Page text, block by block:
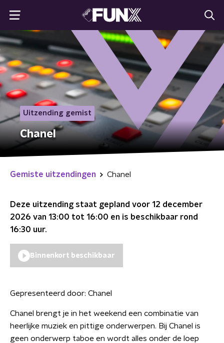
Uitzending gemist
Chanel
Gemiste uitzendingen Chanel
Deze uitzending staat gepland voor 12 december
2026 van 13:00 tot 16:00 en is beschikbaar rond
16:30 uur.
Binnenkort beschikbaar
Gepresenteerd door: Chanel
Chanel brengt je in het weekend een combinatie van
heerlijke muziek en pittige onderwerpen. Bij Chanel is
geen onderwerp taboe en wordt alles onder de loep